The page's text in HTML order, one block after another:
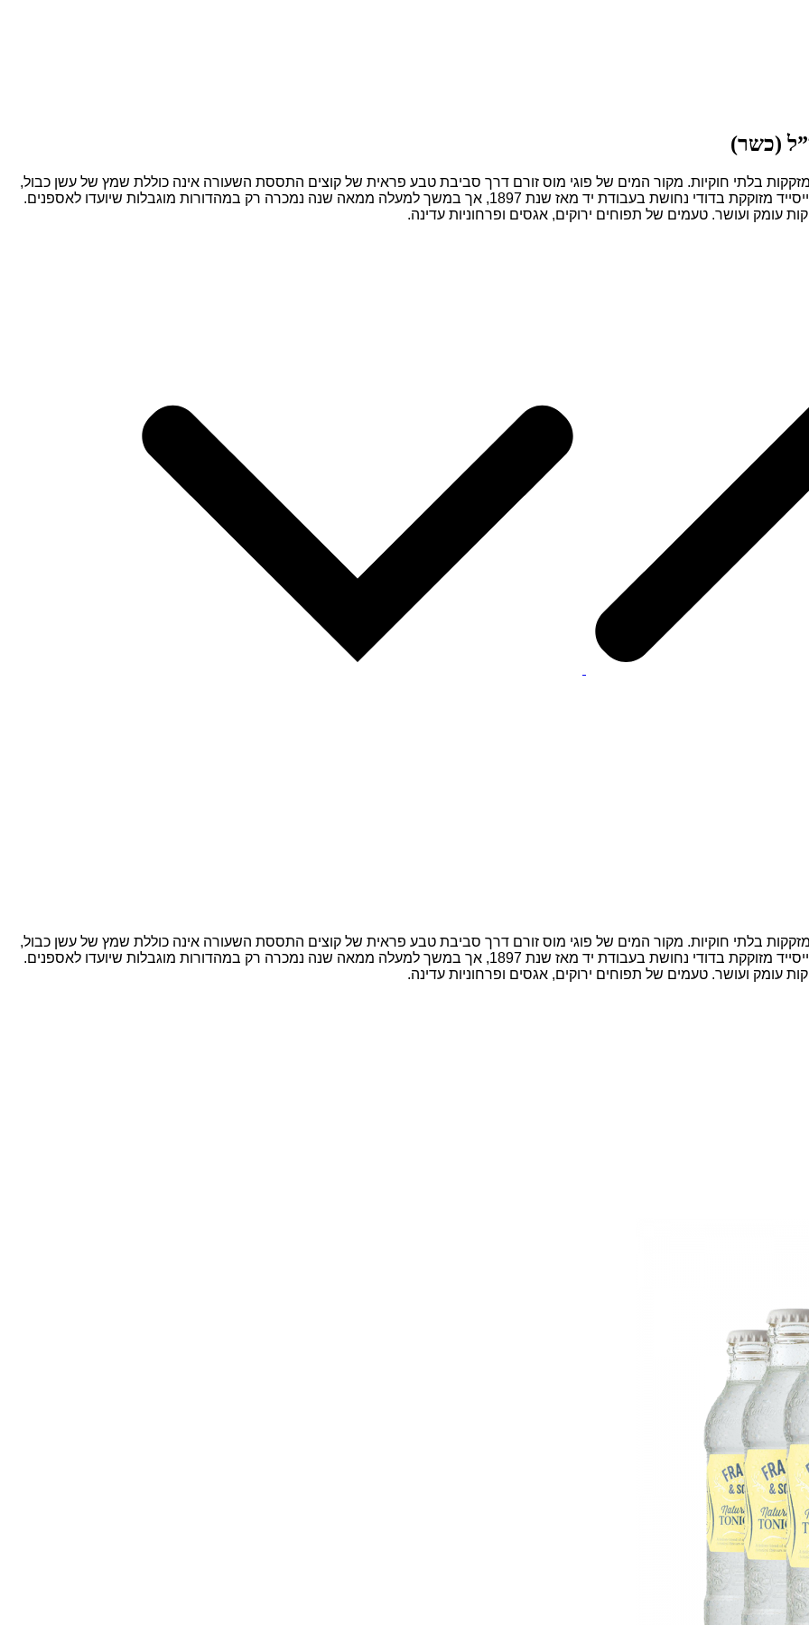
בלתי חוקיות. מקור המים של פוגי מוס זורם דרך סביבת טבע פראית של קוצים התססת השעורה אינה כוללת שמץ של עשן כבול,
מה שמבטיח טעם חלק ונקי ביותר. הקלאסיקה הנדירה הזו מאזור ספייסייד מזוקקת בדודי נחושת בעבודת יד מאז שנת 1897, אך במשך למעלה ממאה שנה נמכרה רק במהדורות מוגבלות שיועדו לאספנים.
בלתי חוקיות. מקור המים של פוגי מוס זורם דרך סביבת טבע פראית של קוצים התססת השעורה אינה כוללת שמץ של עשן כבול,
מה שמבטיח טעם חלק ונקי ביותר. הקלאסיקה הנדירה הזו מאזור ספייסייד מזוקקת בדודי נחושת בעבודת יד מאז שנת 1897, אך במשך למעלה ממאה שנה נמכרה רק במהדורות מוגבלות שיועדו לאספנים.